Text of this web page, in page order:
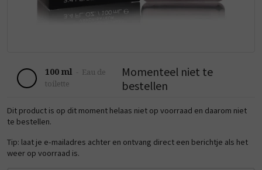
100 ml - Eau de
toilette
Momenteel niet te
bestellen
Dit product is op dit moment helaas niet op voorraad en daarom niet
te bestellen.
Tip: laat je e-mailadres achter en ontvang direct een berichtje als het
weer op voorraad is.